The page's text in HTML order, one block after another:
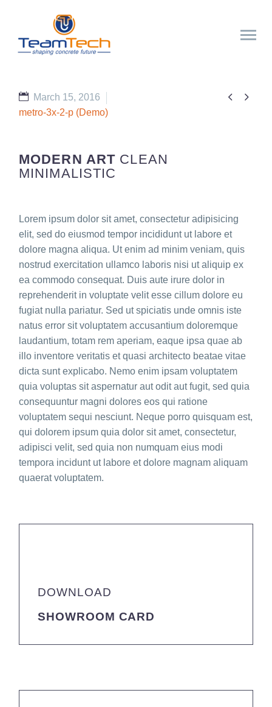
 
March 15, 2016
metro-3x-2-p (Demo)
MODERN ART CLEAN
MINIMALISTIC
Lorem ipsum dolor sit amet, consectetur adipisicing
elit, sed do eiusmod tempor incididunt ut labore et
dolore magna aliqua. Ut enim ad minim veniam, quis
nostrud exercitation ullamco laboris nisi ut aliquip ex
ea commodo consequat. Duis aute irure dolor in
reprehenderit in voluptate velit esse cillum dolore eu
fugiat nulla pariatur. Sed ut spiciatis unde omnis iste
natus error sit voluptatem accusantium doloremque
laudantium, totam rem aperiam, eaque ipsa quae ab
illo inventore veritatis et quasi architecto beatae vitae
dicta sunt explicabo. Nemo enim ipsam voluptatem
quia voluptas sit aspernatur aut odit aut fugit, sed quia
consequuntur magni dolores eos qui ratione
voluptatem sequi nesciunt. Neque porro quisquam est,
qui dolorem ipsum quia dolor sit amet, consectetur,
adipisci velit, sed quia non numquam eius modi
tempora incidunt ut labore et dolore magnam aliquam
quaerat voluptatem.
DOWNLOAD
SHOWROOM CARD